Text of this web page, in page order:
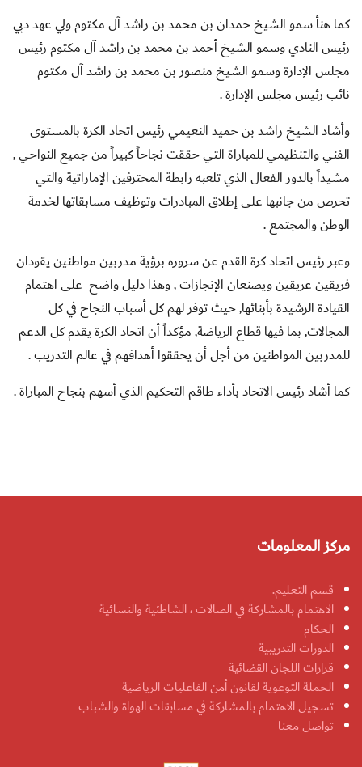
كما هنأ سمو الشيخ حمدان بن محمد بن راشد آل مكتوم ولي عهد دبي
رئيس النادي وسمو الشيخ أحمد بن محمد بن راشد آل مكتوم رئيس
مجلس الإدارة وسمو الشيخ منصور بن محمد بن راشد آل مكتوم
نائب رئيس مجلس الإدارة .
وأشاد الشيخ راشد بن حميد النعيمي رئيس اتحاد الكرة بالمستوى
الفني والتنظيمي للمباراة التي حققت نجاحاً كبيراً من جميع النواحي ,
مشيداً بالدور الفعال الذي تلعبه رابطة المحترفين الإماراتية والتي
تحرص من جانبها على إطلاق المبادرات وتوظيف مسابقاتها لخدمة
الوطن والمجتمع .
وعبر رئيس اتحاد كرة القدم عن سروره برؤية مدربين مواطنين يقودان
فريقين عريقين ويصنعان الإنجازات , وهذا دليل واضح على اهتمام
القيادة الرشيدة بأبنائها, حيث توفر لهم كل أسباب النجاح في كل
المجالات, بما فيها قطاع الرياضة, مؤكداً أن اتحاد الكرة يقدم كل الدعم
للمدربين المواطنين من أجل أن يحققوا أهدافهم في عالم التدريب .
كما أشاد رئيس الاتحاد بأداء طاقم التحكيم الذي أسهم بنجاح المباراة .
مركز المعلومات
قسم التعليم.
الاهتمام بالمشاركة في الصالات ، الشاطئية والنسائية
الحكام
الدورات التدريبية
قرارات اللجان القضائية
الحملة التوعوية لقانون أمن الفاعليات الرياضية
تسجيل الاهتمام بالمشاركة في مسابقات الهواة والشباب
تواصل معنا